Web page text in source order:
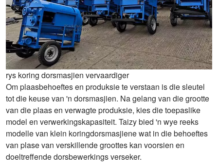
rys koring dorsmasjien vervaardiger
Om plaasbehoeftes en produksie te verstaan ​​is die sleutel
tot die keuse van 'n dorsmasjien. Na gelang van die grootte
van die plaas en verwagte produksie, kies die toepaslike
model en verwerkingskapasiteit. Taizy bied 'n wye reeks
modelle van klein koringdorsmasjiene wat in die behoeftes
van plase van verskillende groottes kan voorsien en
doeltreffende dorsbewerkings verseker.